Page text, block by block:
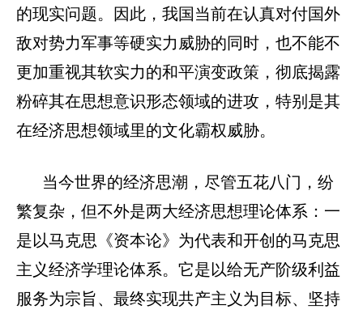
的现实问题。因此，我国当前在认真对付国外
敌对势力军事等硬实力威胁的同时，也不能不
更加重视其软实力的和平演变政策，彻底揭露
粉碎其在思想意识形态领域的进攻，特别是其
在经济思想领域里的文化霸权威胁。
当今世界的经济思潮，尽管五花八门，纷
繁复杂，但不外是两大经济思想理论体系：一
是以马克思《资本论》为代表和开创的马克思
主义经济学理论体系。它是以给无产阶级利益
服务为宗旨、最终实现共产主义为目标、坚持